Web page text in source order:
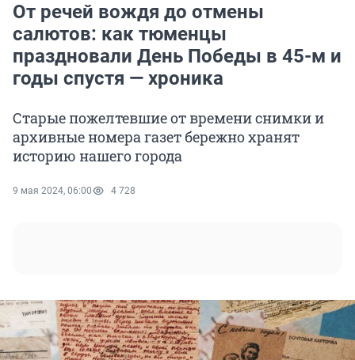
От речей вождя до отмены
салютов: как тюменцы
праздновали День Победы в 45-м и
годы спустя — хроника
Старые пожелтевшие от времени снимки и
архивные номера газет бережно хранят
историю нашего города
9 мая 2024, 06:00 4 728